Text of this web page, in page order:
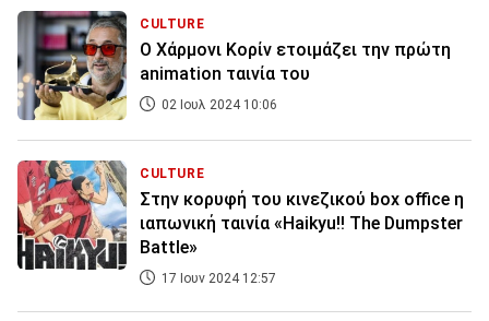
CULTURE
Ο Χάρμονι Κορίν ετοιμάζει την πρώτη
animation ταινία του
02 Ιουλ 2024 10:06
CULTURE
Στην κορυφή του κινεζικού box office η
ιαπωνική ταινία «Haikyu!! The Dumpster
Battle»
17 Ιουν 2024 12:57